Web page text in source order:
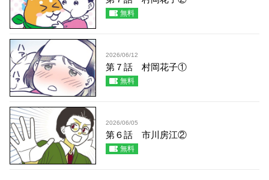
無料
2026/06/12
第７話 村岡花子①
無料
2026/06/05
第６話 市川房江②
無料